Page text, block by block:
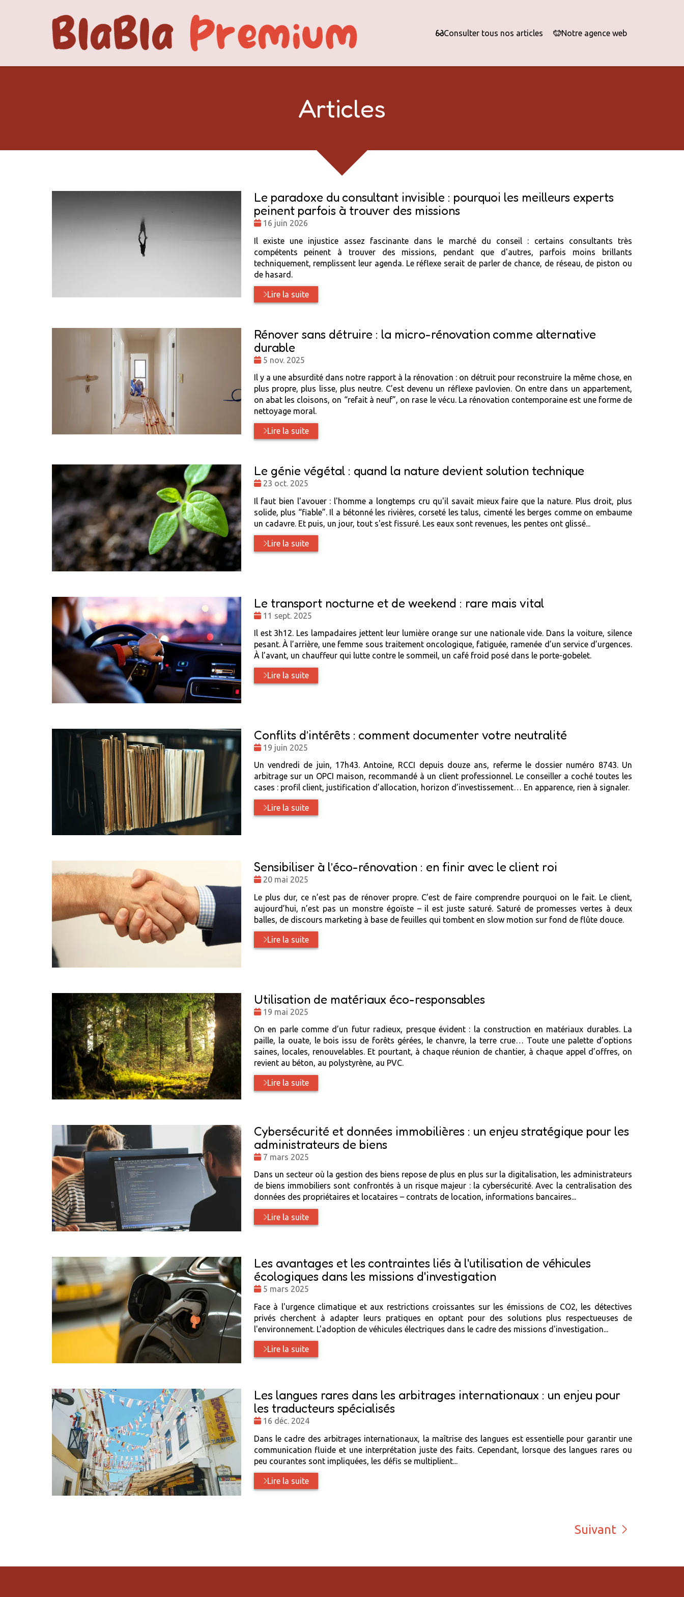
Consulter tous nos articles Notre agence web
Articles
Le paradoxe du consultant invisible : pourquoi les meilleurs experts
peinent parfois à trouver des missions
Date
16 juin 2026
Il existe une injustice assez fascinante dans le marché du conseil : certains consultants très
compétents peinent à trouver des missions, pendant que d'autres, parfois moins brillants
techniquement, remplissent leur agenda. Le réflexe serait de parler de chance, de réseau, de piston ou
de hasard.
Lire la suite
Rénover sans détruire : la micro-rénovation comme alternative
durable
Date
5 nov. 2025
Il y a une absurdité dans notre rapport à la rénovation : on détruit pour reconstruire la même chose, en
plus propre, plus lisse, plus neutre. C’est devenu un réflexe pavlovien. On entre dans un appartement,
on abat les cloisons, on “refait à neuf”, on rase le vécu. La rénovation contemporaine est une forme de
nettoyage moral.
Lire la suite
Le génie végétal : quand la nature devient solution technique
Date
23 oct. 2025
Il faut bien l'avouer : l'homme a longtemps cru qu'il savait mieux faire que la nature. Plus droit, plus
solide, plus “fiable”. Il a bétonné les rivières, corseté les talus, cimenté les berges comme on embaume
un cadavre. Et puis, un jour, tout s'est fissuré. Les eaux sont revenues, les pentes ont glissé...
Lire la suite
Le transport nocturne et de weekend : rare mais vital
Date
11 sept. 2025
Il est 3h12. Les lampadaires jettent leur lumière orange sur une nationale vide. Dans la voiture, silence
pesant. À l’arrière, une femme sous traitement oncologique, fatiguée, ramenée d’un service d’urgences.
À l’avant, un chauffeur qui lutte contre le sommeil, un café froid posé dans le porte-gobelet.
Lire la suite
Conflits d’intérêts : comment documenter votre neutralité
Date
19 juin 2025
Un vendredi de juin, 17h43. Antoine, RCCI depuis douze ans, referme le dossier numéro 8743. Un
arbitrage sur un OPCI maison, recommandé à un client professionnel. Le conseiller a coché toutes les
cases : profil client, justification d’allocation, horizon d’investissement… En apparence, rien à signaler.
Lire la suite
Sensibiliser à l’éco-rénovation : en finir avec le client roi
Date
20 mai 2025
Le plus dur, ce n’est pas de rénover propre. C’est de faire comprendre pourquoi on le fait. Le client,
aujourd’hui, n’est pas un monstre égoïste – il est juste saturé. Saturé de promesses vertes à deux
balles, de discours marketing à base de feuilles qui tombent en slow motion sur fond de flûte douce.
Lire la suite
Utilisation de matériaux éco-responsables
Date
19 mai 2025
On en parle comme d’un futur radieux, presque évident : la construction en matériaux durables. La
paille, la ouate, le bois issu de forêts gérées, le chanvre, la terre crue… Toute une palette d’options
saines, locales, renouvelables. Et pourtant, à chaque réunion de chantier, à chaque appel d’offres, on
revient au béton, au polystyrène, au PVC.
Lire la suite
Cybersécurité et données immobilières : un enjeu stratégique pour les
administrateurs de biens
Date
7 mars 2025
Dans un secteur où la gestion des biens repose de plus en plus sur la digitalisation, les administrateurs
de biens immobiliers sont confrontés à un risque majeur : la cybersécurité. Avec la centralisation des
données des propriétaires et locataires – contrats de location, informations bancaires...
Lire la suite
Les avantages et les contraintes liés à l'utilisation de véhicules
écologiques dans les missions d'investigation
Date
5 mars 2025
Face à l'urgence climatique et aux restrictions croissantes sur les émissions de CO2, les détectives
privés cherchent à adapter leurs pratiques en optant pour des solutions plus respectueuses de
l'environnement. L'adoption de véhicules électriques dans le cadre des missions d'investigation...
Lire la suite
Les langues rares dans les arbitrages internationaux : un enjeu pour
les traducteurs spécialisés
Date
16 déc. 2024
Dans le cadre des arbitrages internationaux, la maîtrise des langues est essentielle pour garantir une
communication fluide et une interprétation juste des faits. Cependant, lorsque des langues rares ou
peu courantes sont impliquées, les défis se multiplient...
Lire la suite
Suivant